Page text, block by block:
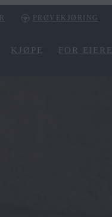
PRØVEKJØRING
KJØPE FOR EIERE